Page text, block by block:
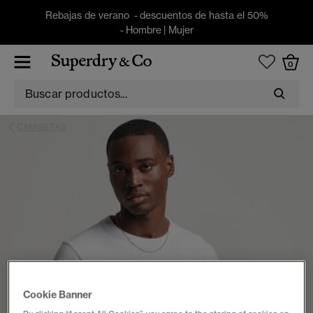
Rebajas de verano - descuentos de hasta el 50%
- Hombre| Mujer
0
Cookie Banner